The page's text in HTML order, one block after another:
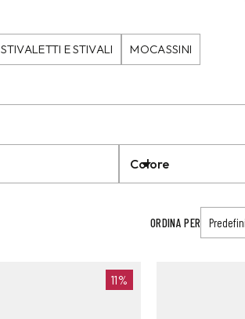
STIVALETTI E STIVALI MOCASSINI
Colore
ORDINA PER
11%